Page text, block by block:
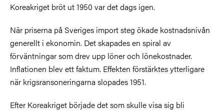
Koreakriget bröt ut 1950 var det dags igen.
När priserna på Sveriges import steg ökade kostnadsnivån
generellt i ekonomin. Det skapades en spiral av
förväntningar som drev upp löner och lönekostnader.
Inflationen blev ett faktum. Effekten förstärktes ytterligare
när krigsransoneringarna slopades 1951.
Efter Koreakriget började det som skulle visa sig bli